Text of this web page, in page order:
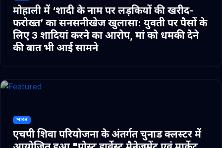
मोहाली में ‘शादी के नाम पर लड़कियों की खरीद-
फरोख्त’ का सनसनीखेज खुलासा: युवती पर पैसों के
लिए 3 शादियां करने का आरोप, मां को धमकी देने
की बात भी आई सामने
भारत
एचपी शिवा परियोजना के अंतर्गत चुनाड क्लस्टर में